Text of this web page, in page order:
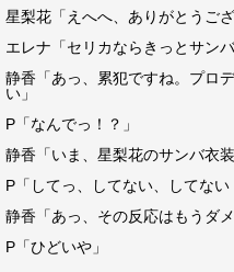
星梨花「えへへ、ありがとうござ
エレナ「セリカならきっとサン
静香「あっ、累犯ですね。プロ
い」
P「なんでっ！？」
静香「いま、星梨花のサンバ衣
P「してっ、してない、してない
静香「あっ、その反応はもうダ
P「ひどいや」